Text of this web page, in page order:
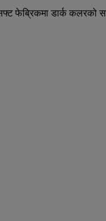
फेब्रिकमा डार्क कलरको